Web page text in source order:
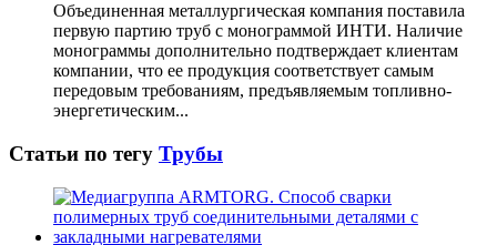
Объединенная металлургическая компания поставила
первую партию труб с монограммой ИНТИ. Наличие
монограммы дополнительно подтверждает клиентам
компании, что ее продукция соответствует самым
передовым требованиям, предъявляемым топливно-
энергетическим...
Статьи по тегу Трубы